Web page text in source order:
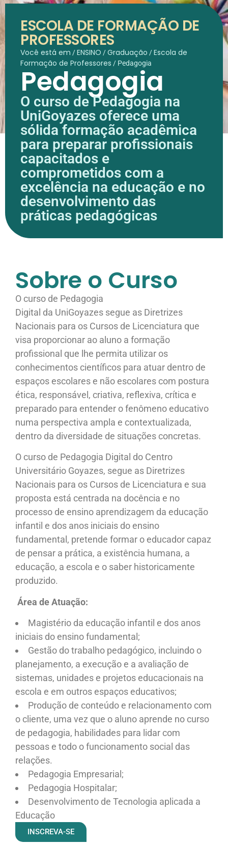
ESCOLA DE FORMAÇÃO DE
PROFESSORES
Você está em /ENSINO /Graduação /Escola de
Formação de Professores / Pedagogia
Pedagogia
O curso de Pedagogia na
UniGoyazes oferece uma
sólida formação acadêmica
para preparar profissionais
capacitados e
comprometidos com a
excelência na educação e no
desenvolvimento das
práticas pedagógicas
Sobre o Curso
O curso de Pedagogia
Digital da UniGoyazes segue as Diretrizes
Nacionais para os Cursos de Licenciatura que
visa proporcionar ao aluno a formação
profissional que lhe permita utilizar os
conhecimentos científicos para atuar dentro de
espaços escolares e não escolares com postura
ética, responsável, criativa, reflexiva, crítica e
preparado para entender o fenômeno educativo
numa perspectiva ampla e contextualizada,
dentro da diversidade de situações concretas.
O curso de Pedagogia Digital do Centro
Universitário Goyazes, segue as Diretrizes
Nacionais para os Cursos de Licenciatura e sua
proposta está centrada na docência e no
processo de ensino aprendizagem da educação
infantil e dos anos iniciais do ensino
fundamental, pretende formar o educador capaz
de pensar a prática, a existência humana, a
educação, a escola e o saber historicamente
produzido.
Área de Atuação:
Magistério da educação infantil e dos anos
iniciais do ensino fundamental;
Gestão do trabalho pedagógico, incluindo o
planejamento, a execução e a avaliação de
sistemas, unidades e projetos educacionais na
escola e em outros espaços educativos;
Produção de conteúdo e relacionamento com
o cliente, uma vez que o aluno aprende no curso
de pedagogia, habilidades para lidar com
pessoas e todo o funcionamento social das
relações.
Pedagogia Empresarial;
Pedagogia Hospitalar;
Desenvolvimento de Tecnologia aplicada a
Educação
INSCREVA-SE